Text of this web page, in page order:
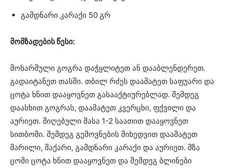
გამდნარი კარაქი 50 გრ
მომზადების წესი:
მოხარშული გოგრა დაჭყლიტეთ ან დააბლენდერეთ.
გადაიტანეთ თასში. თბილ რძეს დაამატეთ საფუარი და
ცოტა ხნით დააყოვნეთ გასააქტიურებლად. შემდეგ
დაასხით გოგრას, დაამატეთ კვერცხი, ფქვილი და
აურიეთ. მიღებული მასა 1-2 საათით დააყოვნეთ
სითბოში. შემდეგ გემოვნების მიხედვით დაამატეთ
მარილი, შაქარი, გამდნარი კარაქი და აურიეთ. მზა
ცომი ცოტა ხნით დააყოვნეთ და შემდეგ ბლინები